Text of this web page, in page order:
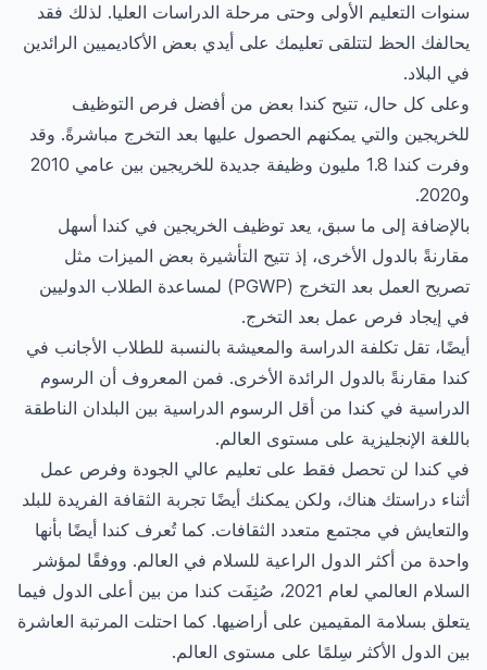
سنوات التعليم الأولى وحتى مرحلة الدراسات العليا. لذلك فقد
يحالفك الحظ لتتلقى تعليمك على أيدي بعض الأكاديميين الرائدين
في البلاد.
وعلى كل حال، تتيح كندا بعض من أفضل فرص التوظيف
للخريجين والتي يمكنهم الحصول عليها بعد التخرج مباشرةً. وقد
وفرت كندا 1.8 مليون وظيفة جديدة للخريجين بين عامي 2010
و2020.
بالإضافة إلى ما سبق، يعد توظيف الخريجين في كندا أسهل
مقارنةً بالدول الأخرى، إذ تتيح التأشيرة بعض الميزات مثل
تصريح العمل بعد التخرج (PGWP) لمساعدة الطلاب الدوليين
في إيجاد فرص عمل بعد التخرج.
أيضًا، تقل تكلفة الدراسة والمعيشة بالنسبة للطلاب الأجانب في
كندا مقارنةً بالدول الرائدة الأخرى. فمن المعروف أن الرسوم
الدراسية في كندا من أقل الرسوم الدراسية بين البلدان الناطقة
باللغة الإنجليزية على مستوى العالم.
في كندا لن تحصل فقط على تعليم عالي الجودة وفرص عمل
أثناء دراستك هناك، ولكن يمكنك أيضًا تجربة الثقافة الفريدة للبلد
والتعايش في مجتمع متعدد الثقافات. كما تُعرف كندا أيضًا بأنها
واحدة من أكثر الدول الراعية للسلام في العالم. ووفقًا لمؤشر
السلام العالمي لعام 2021، صُنِفَت كندا من بين أعلى الدول فيما
يتعلق بسلامة المقيمين على أراضيها. كما احتلت المرتبة العاشرة
بين الدول الأكثر سِلمًا على مستوى العالم.